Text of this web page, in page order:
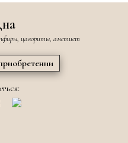
цавориты, аметист